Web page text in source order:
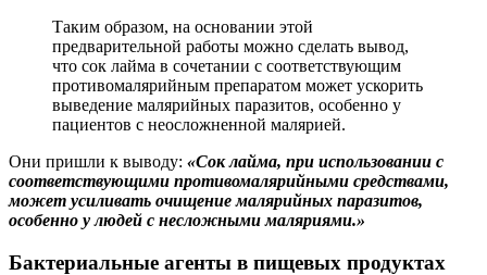
Таким образом, на основании этой
предварительной работы можно сделать вывод,
что сок лайма в сочетании с соответствующим
противомалярийным препаратом может ускорить
выведение малярийных паразитов, особенно у
пациентов с неосложненной малярией.
Они пришли к выводу: «Сок лайма, при использовании с
соответствующими противомалярийными средствами,
может усиливать очищение малярийных паразитов,
особенно у людей с несложными маляриями.»
Бактериальные агенты в пищевых продуктах